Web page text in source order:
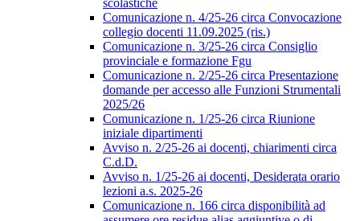
scolastiche
Comunicazione n. 4/25-26 circa Convocazione
collegio docenti 11.09.2025 (ris.)
Comunicazione n. 3/25-26 circa Consiglio
provinciale e formazione Fgu
Comunicazione n. 2/25-26 circa Presentazione
domande per accesso alle Funzioni Strumentali
2025/26
Comunicazione n. 1/25-26 circa Riunione
iniziale dipartimenti
Avviso n. 2/25-26 ai docenti, chiarimenti circa
C.d.D.
Avviso n. 1/25-26 ai docenti, Desiderata orario
lezioni a.s. 2025-26
Comunicazione n. 166 circa disponibilità ad